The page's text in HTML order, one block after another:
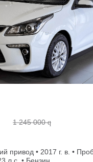
1 245 000 q
привод • 2017 г. в. •